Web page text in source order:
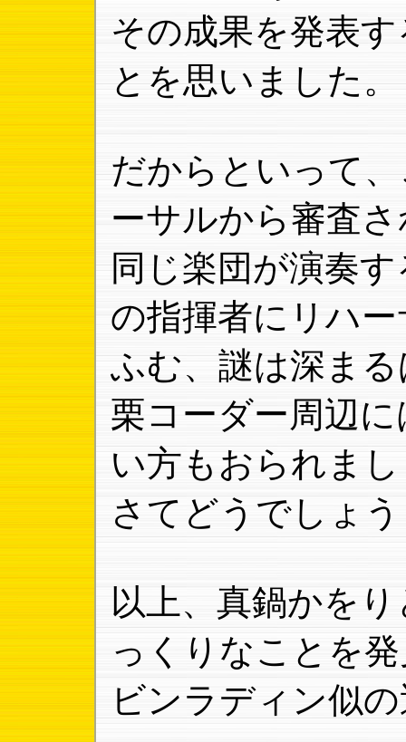
その成果を発表
とを思いました。
だからといって
ーサルから審査
同じ楽団が演奏
の指揮者にリハ
ふむ、謎は深ま
栗コーダー周辺
い方もおられま
さてどうでしょ
以上、真鍋かを
っくりなことを
ビンラディン似